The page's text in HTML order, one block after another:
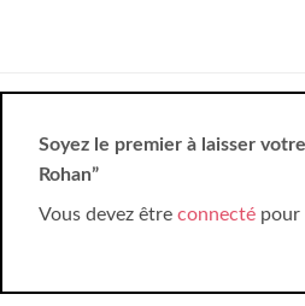
Soyez le premier à laisser
Rohan”
Vous devez être connecté pour